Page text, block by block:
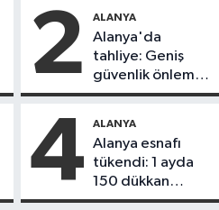
2 ALANYA
Alanya'da
tahliye: Geniş
güvenlik önlemi
alındı
4 ALANYA
Alanya esnafı
tükendi: 1 ayda
150 dükkan
kapandı